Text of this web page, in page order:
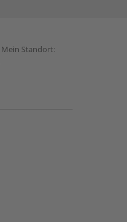
Mein Standort: